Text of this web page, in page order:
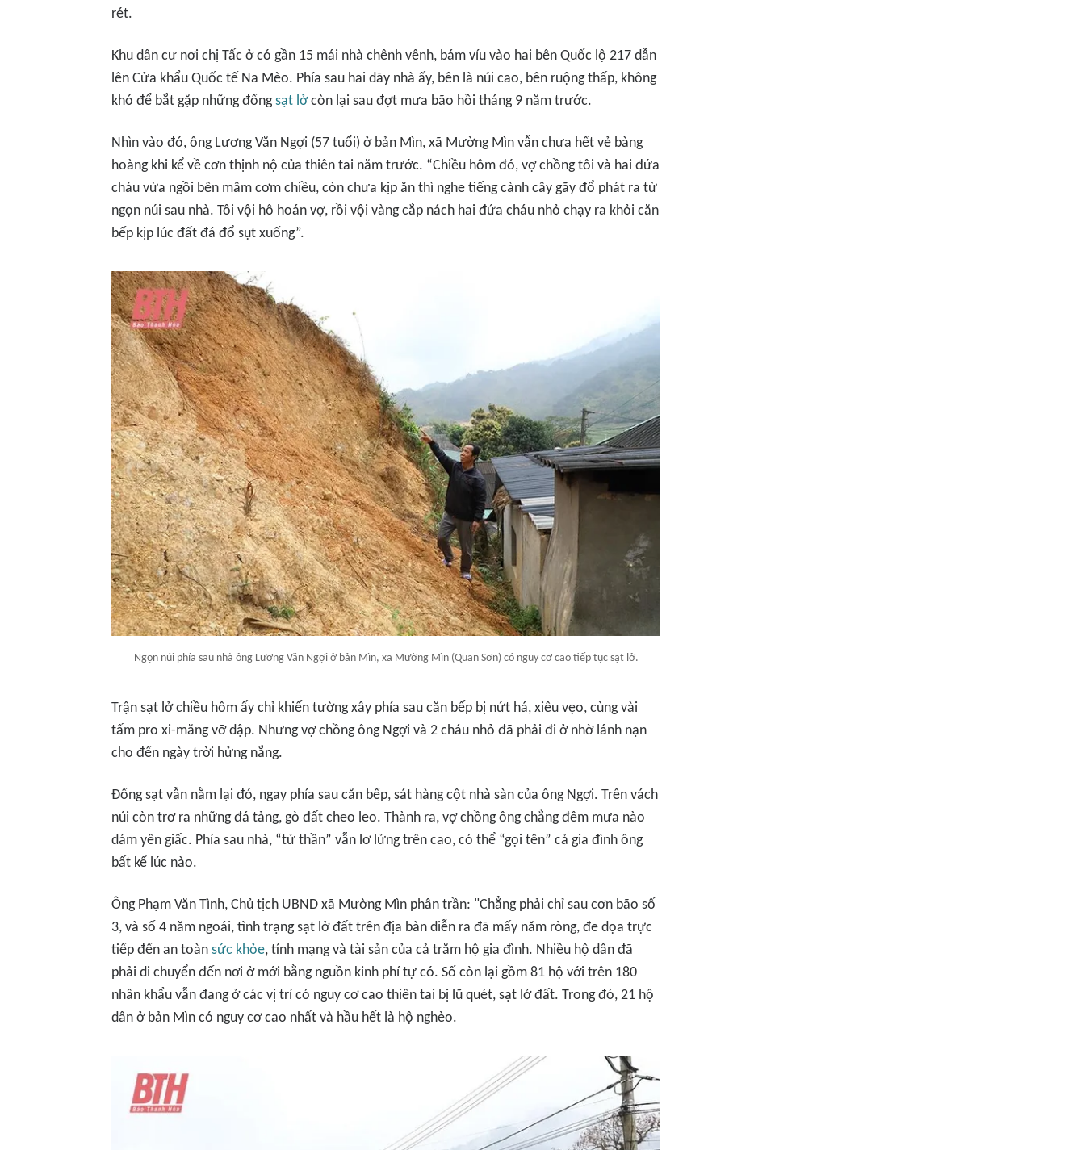
rét.
Khu dân cư nơi chị Tấc ở có gần 15 mái nhà chênh vênh, bám víu vào hai bên Quốc lộ 217 dẫn
lên Cửa khẩu Quốc tế Na Mèo. Phía sau hai dãy nhà ấy, bên là núi cao, bên ruộng thấp, không
khó để bắt gặp những đốngsạt lởcòn lại sau đợt mưa bão hồi tháng 9 năm trước.
Nhìn vào đó, ông Lương Văn Ngợi (57 tuổi) ở bản Mìn, xã Mường Mìn vẫn chưa hết vẻ bàng
hoàng khi kể về cơn thịnh nộ của thiên tai năm trước. “Chiều hôm đó, vợ chồng tôi và hai đứa
cháu vừa ngồi bên mâm cơm chiều, còn chưa kịp ăn thì nghe tiếng cành cây gãy đổ phát ra từ
ngọn núi sau nhà. Tôi vội hô hoán vợ, rồi vội vàng cắp nách hai đứa cháu nhỏ chạy ra khỏi căn
bếp kịp lúc đất đá đổ sụt xuống”.
Ngọn núi phía sau nhà ông Lương Văn Ngợi ở bản Mìn, xã Mường Mìn (Quan Sơn) có nguy cơ cao tiếp tục sạt lở.
Trận sạt lở chiều hôm ấy chỉ khiến tường xây phía sau căn bếp bị nứt há, xiêu vẹo, cùng vài
tấm pro xi-măng vỡ dập. Nhưng vợ chồng ông Ngợi và 2 cháu nhỏ đã phải đi ở nhờ lánh nạn
cho đến ngày trời hửng nắng.
Đống sạt vẫn nằm lại đó, ngay phía sau căn bếp, sát hàng cột nhà sàn của ông Ngợi. Trên vách
núi còn trơ ra những đá tảng, gò đất cheo leo. Thành ra, vợ chồng ông chẳng đêm mưa nào
dám yên giấc. Phía sau nhà, “tử thần” vẫn lơ lửng trên cao, có thể “gọi tên” cả gia đình ông
bất kể lúc nào.
Ông Phạm Văn Tình, Chủ tịch UBND xã Mường Mìn phân trần: "Chẳng phải chỉ sau cơn bão số
3, và số 4 năm ngoái, tình trạng sạt lở đất trên địa bàn diễn ra đã mấy năm ròng, đe dọa trực
tiếp đến an toàn sức khỏe, tính mạng và tài sản của cả trăm hộ gia đình. Nhiều hộ dân đã
phải di chuyển đến nơi ở mới bằng nguồn kinh phí tự có. Số còn lại gồm 81 hộ với trên 180
nhân khẩu vẫn đang ở các vị trí có nguy cơ cao thiên tai bị lũ quét, sạt lở đất. Trong đó, 21 hộ
dân ở bản Mìn có nguy cơ cao nhất và hầu hết là hộ nghèo.